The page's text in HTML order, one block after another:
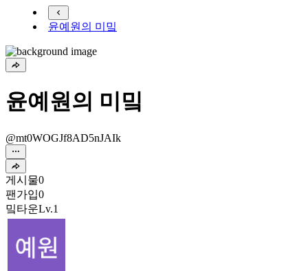
윤예원의 미밐
윤예원의 미밐
@mt0WOGJf8AD5nJAIk
게시물0
팬가입0
밐타운Lv.1